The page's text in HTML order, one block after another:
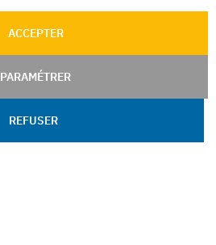
ACCEPTER
PARAMÉTRER
REFUSER